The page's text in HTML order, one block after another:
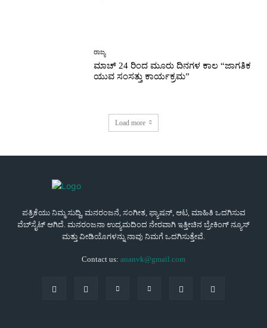
ರಾಜ್ಯ
ಮಾಚ್ 24 ರಿಂದ ಮೂರು ದಿನಗಳ ಕಾಲ “ಜಾಗತಿಕ
ಯುವ ಸಂಸತ್ತು ಕಾರ್ಯಕ್ರಮ”
Load more
ಪತ್ರಿಕೆಯು ನಿಮ್ಮ ಸುದ್ದಿ, ಮನರಂಜನೆ, ಸಂಗೀತ, ಫ್ಯಾಷನ್, ಆಟ, ಮಾಹಿತಿ ಒದಗಿಸುವ
ವೆಬ್‌ಸೈಟ್ ಆಗಿದೆ. ಮನರಂಜನಾ ಉದ್ಯಮದಿಂದ ನೇರವಾಗಿ ಇತ್ತೀಚಿನ ಬ್ರೇಕಿಂಗ್ ನ್ಯೂಸ್
ಮತ್ತು ವೀಡಿಯೊಗಳನ್ನು ನಾವು ನಿಮಗೆ ಒದಗಿಸುತ್ತೇವೆ.
Contact us: ananvk@gmail.com